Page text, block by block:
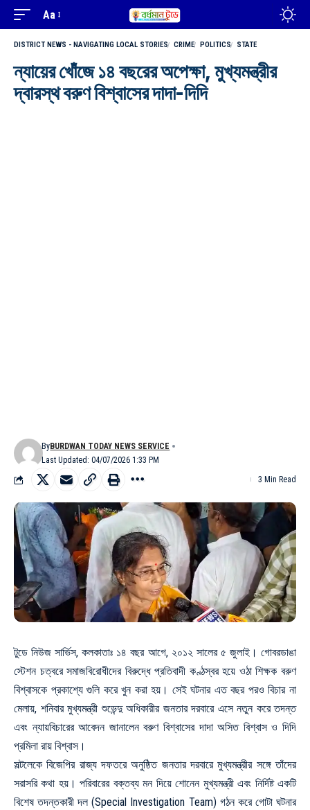
Aa
DISTRICT NEWS - NAVIGATING LOCAL STORIES CRIME POLITICS STATE
ন্যায়ের খোঁজে ১৪ বছরের অপেক্ষা, মুখ্যমন্ত্রীর
দ্বারস্থ বরুণ বিশ্বাসের দাদা-দিদি
Last Updated: 04/07/2026 1:33 PM
ByBURDWAN TODAY NEWS SERVICE
3 Min Read
টুডে নিউজ সার্ভিস, কলকাতাঃ ১৪ বছর আগে, ২০১২ সালের ৫ জুলাই। গোবরডাঙা
স্টেশন চত্বরে সমাজবিরোধীদের বিরুদ্ধে প্রতিবাদী কণ্ঠস্বর হয়ে ওঠা শিক্ষক বরুণ
বিশ্বাসকে প্রকাশ্যে গুলি করে খুন করা হয়। সেই ঘটনার এত বছর পরও বিচার না
মেলায়, শনিবার মুখ্যমন্ত্রী শুভেন্দু অধিকারীর জনতার দরবারে এসে নতুন করে তদন্ত
এবং ন্যায়বিচারের আবেদন জানালেন বরুণ বিশ্বাসের দাদা অসিত বিশ্বাস ও দিদি
প্রমিলা রায় বিশ্বাস।
সল্টলেকে বিজেপির রাজ্য দফতরে অনুষ্ঠিত জনতার দরবারে মুখ্যমন্ত্রীর সঙ্গে তাঁদের
সরাসরি কথা হয়। পরিবারের বক্তব্য মন দিয়ে শোনেন মুখ্যমন্ত্রী এবং নির্দিষ্ট একটি
বিশেষ তদন্তকারী দল (Special Investigation Team) গঠন করে গোটা ঘটনার